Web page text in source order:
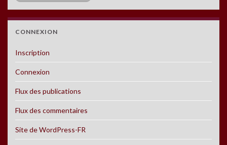
CONNEXION
Inscription
Connexion
Flux des publications
Flux des commentaires
Site de WordPress-FR